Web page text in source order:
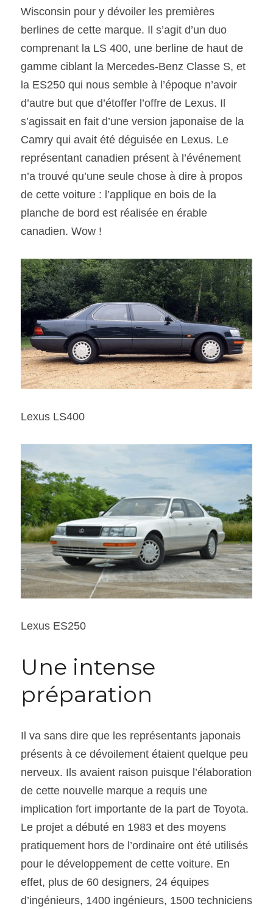
Wisconsin pour y dévoiler les premières
berlines de cette marque. Il s’agit d’un duo
comprenant la LS 400, une berline de haut de
gamme ciblant la Mercedes-Benz Classe S, et
la ES250 qui nous semble à l’époque n’avoir
d’autre but que d’étoffer l’offre de Lexus. Il
s’agissait en fait d’une version japonaise de la
Camry qui avait été déguisée en Lexus. Le
représentant canadien présent à l’événement
n’a trouvé qu’une seule chose à dire à propos
de cette voiture : l’applique en bois de la
planche de bord est réalisée en érable
canadien. Wow !
Lexus LS400
Lexus ES250
Une intense
préparation
Il va sans dire que les représentants japonais
présents à ce dévoilement étaient quelque peu
nerveux. Ils avaient raison puisque l’élaboration
de cette nouvelle marque a requis une
implication fort importante de la part de Toyota.
Le projet a débuté en 1983 et des moyens
pratiquement hors de l’ordinaire ont été utilisés
pour le développement de cette voiture. En
effet, plus de 60 designers, 24 équipes
d’ingénieurs, 1400 ingénieurs, 1500 techniciens